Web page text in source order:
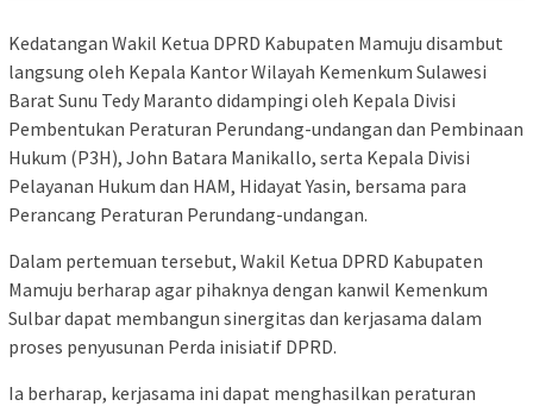
Kedatangan Wakil Ketua DPRD Kabupaten Mamuju disambut
langsung oleh Kepala Kantor Wilayah Kemenkum Sulawesi
Barat Sunu Tedy Maranto didampingi oleh Kepala Divisi
Pembentukan Peraturan Perundang-undangan dan Pembinaan
Hukum (P3H), John Batara Manikallo, serta Kepala Divisi
Pelayanan Hukum dan HAM, Hidayat Yasin, bersama para
Perancang Peraturan Perundang-undangan.
Dalam pertemuan tersebut, Wakil Ketua DPRD Kabupaten
Mamuju berharap agar pihaknya dengan kanwil Kemenkum
Sulbar dapat membangun sinergitas dan kerjasama dalam
proses penyusunan Perda inisiatif DPRD.
Ia berharap, kerjasama ini dapat menghasilkan peraturan